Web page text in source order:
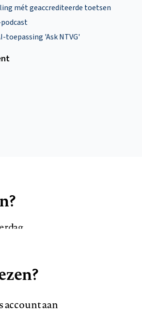
mét geaccrediteerde toetsen
toepassing 'Ask NTVG'
account aan